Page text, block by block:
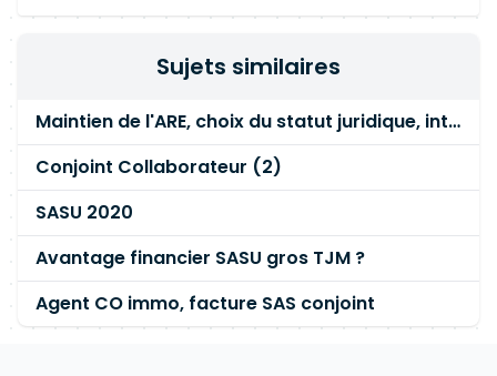
Sujets similaires
Maintien de l'ARE, choix du statut juridique, intégration du conjoint
Conjoint Collaborateur (2)
SASU 2020
Avantage financier SASU gros TJM ?
Agent CO immo, facture SAS conjoint